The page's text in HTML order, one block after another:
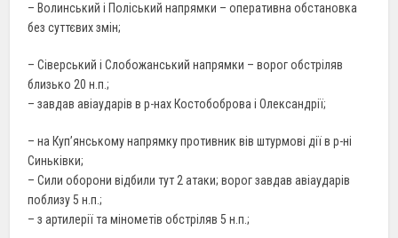
– Волинський і Поліський напрямки – оперативна обстановка
без суттєвих змін;
– Сіверський і Слобожанський напрямки – ворог обстріляв
близько 20 н.п.;
– завдав авіаударів в р-нах Костобоброва і Олександрії;
– на Куп’янському напрямку противник вів штурмові дії в р-ні
Синьківки;
– Сили оборони відбили тут 2 атаки; ворог завдав авіаударів
поблизу 5 н.п.;
– з артилерії та мінометів обстріляв 5 н.п.;